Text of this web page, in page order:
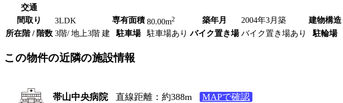
交通
間取り
3LDK 専有面積 80.00m2 築年月 2004年3月築 建物構造
所在階 / 階数 3階/ 地上3階 建 駐車場 駐車場あり バイク置き場 バイク置き場あり 駐輪場
この物件の近隣の施設情報
帯山中央病院 直線距離：約388m MAPで確認